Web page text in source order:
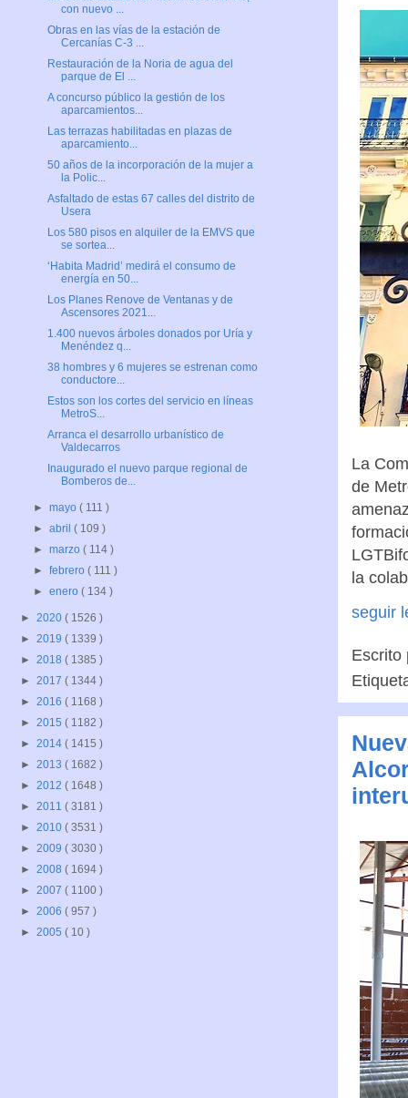
La
de
la
seguir
con nuevo ...
Obras en las vías de la estación de
Cercanías C-3 ...
Restauración de la Noria de agua del
parque de El ...
A concurso público la gestión de los
aparcamientos...
Las terrazas habilitadas en plazas de
aparcamiento...
50 años de la incorporación de la mujer a
la Polic...
Asfaltado de estas 67 calles del distrito de
Usera
Los 580 pisos en alquiler de la EMVS que
se sortea...
‘Habita Madrid’ medirá el consumo de
energía en 50...
Los Planes Renove de Ventanas y de
Ascensores 2021...
1.400 nuevos árboles donados por Uría y
Menéndez q...
38 hombres y 6 mujeres se estrenan como
conductore...
Estos son los cortes del servicio en líneas
MetroS...
Arranca el desarrollo urbanístico de
Valdecarros
Inaugurado el nuevo parque regional de
Bomberos de...
►mayo( 111 )
►abril( 109 )
►marzo( 114 )
►febrero( 111 )
►enero( 134 )
► 2020 ( 1526 )
► 2019 ( 1339 )
► 2018 ( 1385 )
► 2017 ( 1344 )
► 2016 ( 1168 )
► 2015 ( 1182 )
► 2014 ( 1415 )
► 2013 ( 1682 )
► 2012 ( 1648 )
► 2011 ( 3181 )
► 2010 ( 3531 )
► 2009 ( 3030 )
► 2008 ( 1694 )
► 2007 ( 1100 )
► 2006 ( 957 )
► 2005 ( 10 )